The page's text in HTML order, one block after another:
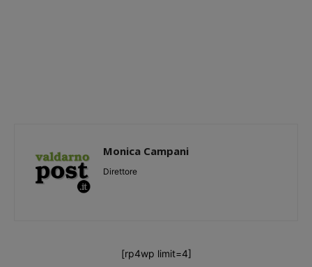
Monica Campani
Direttore
[rp4wp limit=4]